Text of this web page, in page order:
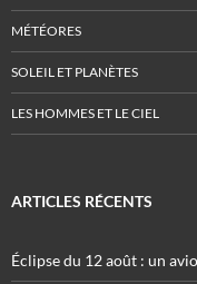
MÉTÉORES
SOLEIL ET PLANÈTES
LES HOMMES ET LE CIEL
ARTICLES RÉCENTS
Éclipse du 12 août : un